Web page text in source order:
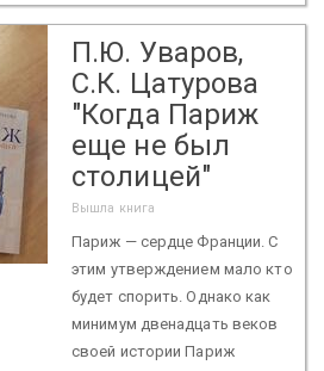
П.Ю. Уваров,
С.К. Цатурова
"Когда Париж
еще не был
столицей"
Вышла книга
Париж — сердце Франции. С
этим утверждением мало кто
будет спорить. Однако как
минимум двенадцать веков
своей истории Париж